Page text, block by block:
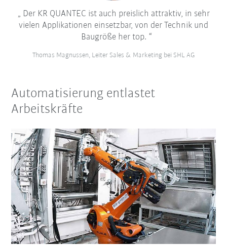
Der KR QUANTEC ist auch preislich attraktiv, in sehr
vielen Applikationen einsetzbar, von der Technik und
Baugröße her top.
Thomas Magnussen, Leiter Sales & Marketing bei SHL AG
Automatisierung entlastet
Arbeitskräfte